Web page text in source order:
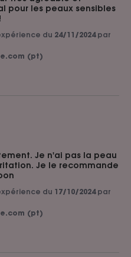
pour les peaux sensibles
du 24/11/2024 par
(pt)
Je n'ai pas la peau
Je le recommande
du 17/10/2024 par
(pt)